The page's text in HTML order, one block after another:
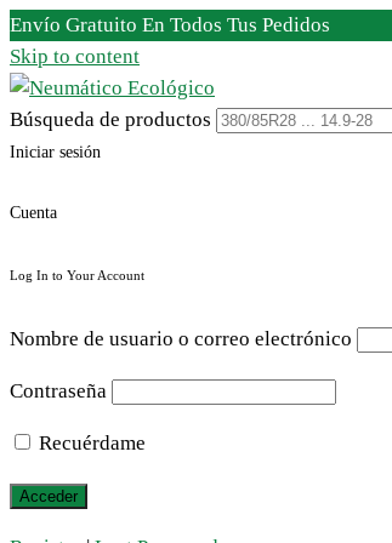
Envío Gratuito En Todos Tus Pedidos
Skip to content
Búsqueda de productos
Iniciar sesión
Cuenta
Log In to Your Account
Nombre de usuario o correo electrónico
Contraseña
Recuérdame